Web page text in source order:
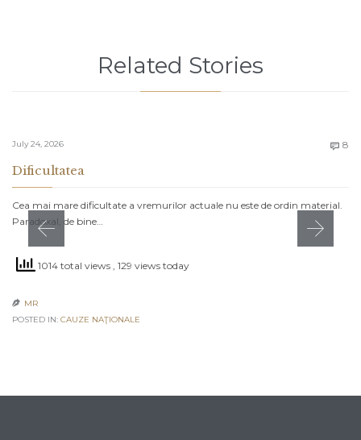
Related Stories
July 24, 2026  8
Dificultatea
Cea mai mare dificultate a vremurilor actuale nu este de ordin material.
Paradoxal, de bine…
1014 total views , 129 views today
 MR
POSTED IN: CAUZE NAŢIONALE